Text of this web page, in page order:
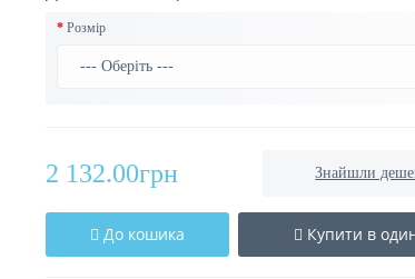
Розмір
2 132.00грн Знайшли
До кошика Купити в